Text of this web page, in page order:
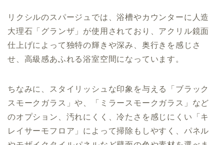
リクシルのスパージュでは、浴槽やカウンターに人造
大理石「グランザ」が使用されており、アクリル鏡面
仕上げによって独特の輝きや深み、奥行きを感じさ
せ、高級感あふれる浴室空間になっています。
ちなみに、スタイリッシュな印象を与える「ブラック
スモークガラス」や、「ミラースモークガラス」など
のオプション、汚れにくく、冷たさを感じにくい「キ
レイサーモフロア」によって掃除もしやすく、パネル